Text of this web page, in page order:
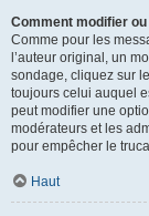
Comment modifier
Comme pour les
l’auteur original, un
sondage, cliquez sur
toujours celui auquel
peut modifier une
modérateurs et les
pour empêcher le
Haut